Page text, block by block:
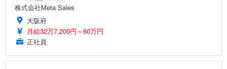
株式会社Meta Sales
大阪府
月給32万7,200円～60万円
正社員